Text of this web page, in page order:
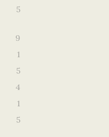
5
9
1
5
4
1
5